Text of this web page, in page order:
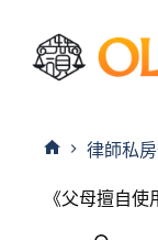
律師私
《父母擅自